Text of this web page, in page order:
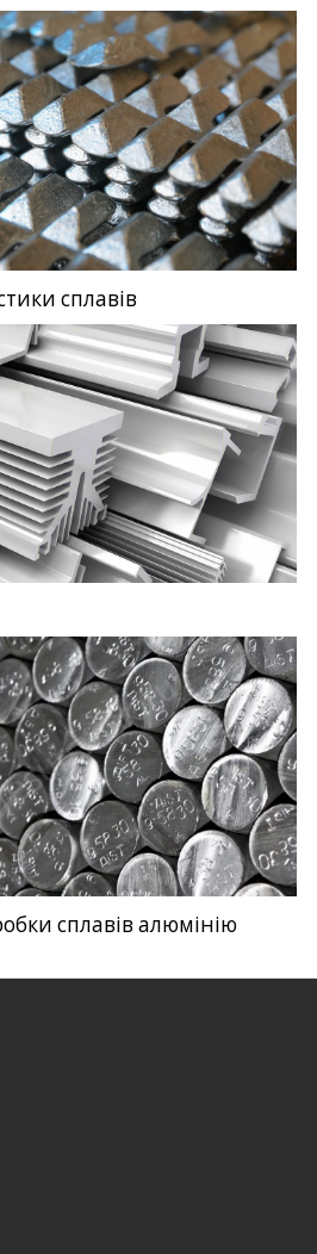
сплавів
сплавів алюмінію